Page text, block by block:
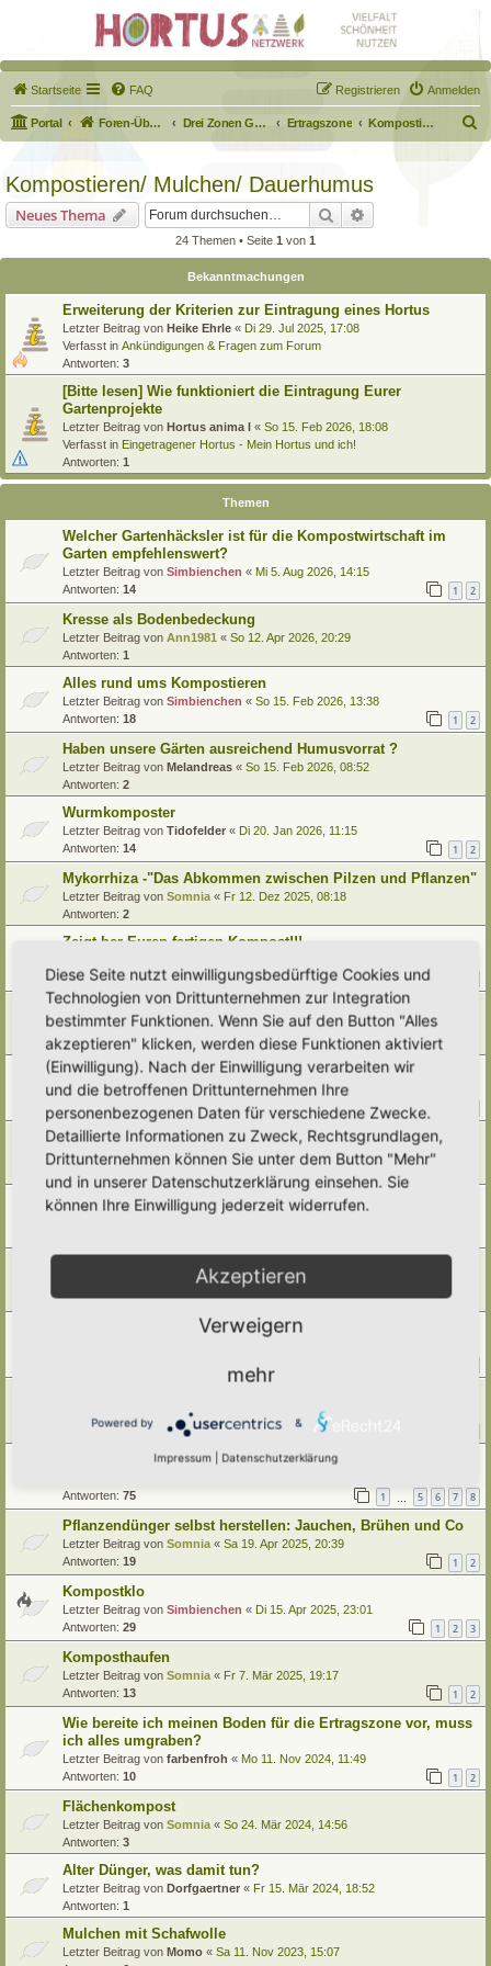
Startseite FAQ Anmelden
Registrieren
Portal Foren-Übersicht Drei Zonen Garten Ertragszone Kompostieren/ Mulchen/ Dauerhumus
u
Kompostieren/ Mulchen/ Dauerhumus
Neues Thema Suche
24 Themen • Seite 1 von 1
Bekanntmachungen
Erweiterung der Kriterien zur Eintragung eines Hortus
Letzter Beitrag von Heike Ehrle « Di 29. Jul 2025, 17:08
Verfasst in Ankündigungen & Fragen zum Forum
Antworten: 3
[Bitte lesen] Wie funktioniert die Eintragung Eurer
Gartenprojekte
Letzter Beitrag von Hortus anima l « So 15. Feb 2026, 18:08
Verfasst in Eingetragener Hortus - Mein Hortus und ich!
Antworten: 1
Themen
Welcher Gartenhäcksler ist für die Kompostwirtschaft im
Garten empfehlenswert?
Letzter Beitrag von Simbienchen « Mi 5. Aug 2026, 14:15
Antworten: 14 1 2
Kresse als Bodenbedeckung
Letzter Beitrag von Ann1981 « So 12. Apr 2026, 20:29
Antworten: 1
Alles rund ums Kompostieren
Letzter Beitrag von Simbienchen « So 15. Feb 2026, 13:38
Antworten: 18 1 2
Haben unsere Gärten ausreichend Humusvorrat ?
Letzter Beitrag von Melandreas « So 15. Feb 2026, 08:52
Antworten: 2
Wurmkomposter
Letzter Beitrag von Tidofelder « Di 20. Jan 2026, 11:15
Antworten: 14 1 2
Mykorrhiza -"Das Abkommen zwischen Pilzen und Pflanzen"
Letzter Beitrag von Somnia « Fr 12. Dez 2025, 08:18
Antworten: 2
Zeigt her Euren fertigen Kompost!!!
Antworten:11
Walnussschalen verwerten?
Letzter Beitrag vonAmarille «Sa 15. Nov 2025, 18:27
Antworten:5
humusaufbauende Pflanzen ???
Letzter Beitrag vonMelandreas«Fr 14. Nov 2025, 16:16
Antworten: 10
Häcksel als Mulch
Letzter Beitrag vonSimbienchen« So 9. Nov 2025, 19:07
Antworten:
natürlicher Kompostbeschleuniger
Somnia«
Alma«Do 2. Okt 2025, 16:34
Antworten:7
Fermentierung / Silage
Ann1981
Mo 16. Jun 2025, 18:39
Antworten:11
"EM versus Heimische Microorganismen? "
Antworten: 75 1 5 6 7 8
Pflanzendünger selbst herstellen: Jauchen, Brühen und Co
Letzter Beitrag von Somnia « Sa 19. Apr 2025, 20:39
Antworten: 19 1 2
Kompostklo
Letzter Beitrag von Simbienchen « Di 15. Apr 2025, 23:01
Antworten: 29 1 2 3
Komposthaufen
Letzter Beitrag von Somnia « Fr 7. Mär 2025, 19:17
Antworten: 13 1 2
Wie bereite ich meinen Boden für die Ertragszone vor, muss
ich alles umgraben?
Letzter Beitrag von farbenfroh « Mo 11. Nov 2024, 11:49
Antworten: 10 1 2
Flächenkompost
Letzter Beitrag von Somnia « So 24. Mär 2024, 14:56
Antworten: 3
Alter Dünger, was damit tun?
Letzter Beitrag von Dorfgaertner « Fr 15. Mär 2024, 18:52
Antworten: 1
Mulchen mit Schafwolle
Letzter Beitrag von Momo « Sa 11. Nov 2023, 15:07
Diese Seite nutzt einwilligungsbedürftige Cookies und
Technologien von Drittunternehmen zur Integration
bestimmter Funktionen. Wenn Sie auf den Button "Alles
akzeptieren" klicken, werden diese Funktionen aktiviert
(Einwilligung). Nach der Einwilligung verarbeiten wir
und die betroffenen Drittunternehmen Ihre
personenbezogenen Daten für verschiedene Zwecke.
Detaillierte Informationen zu Zweck, Rechtsgrundlagen,
Drittunternehmen können Sie unter dem Button "Mehr"
und in unserer Datenschutzerklärung einsehen. Sie
können Ihre Einwilligung jederzeit widerrufen.
Akzeptieren
Verweigern
mehr
Powered by &
Impressum Datenschutzerklärung